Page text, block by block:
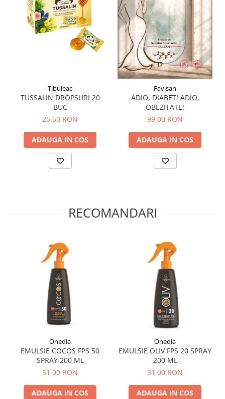
Tibuleac
TUSSALIN DROPSURI 20
BUC
25,50 RON
ADAUGA IN COS
Favisan
ADIO, DIABET! ADIO,
OBEZITATE!
99,00 RON
ADAUGA IN COS
RECOMANDARI
Onedia
EMULSIE COCOS FPS 50
SPRAY 200 ML
51,00 RON
ADAUGA IN COS
Onedia
EMULSIE OLIV FPS 20 SPRAY
200 ML
31,00 RON
ADAUGA IN COS